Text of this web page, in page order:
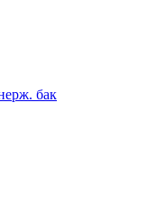
бак